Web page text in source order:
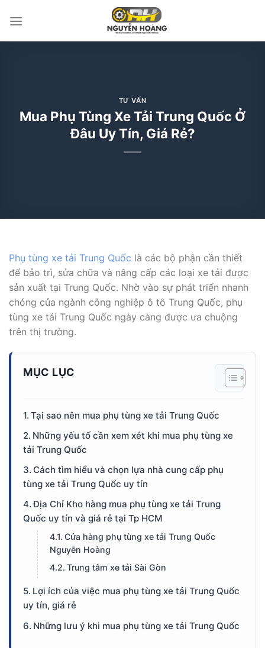
qua
TƯ VẤN
Mua Phụ Tùng Xe Tải Trung Quốc Ở
Đâu Uy Tín, Giá Rẻ?
Phụ tùng xe tải Trung Quốc là các bộ phận cần thiết
để bảo trì, sửa chữa và nâng cấp các loại xe tải được
sản xuất tại Trung Quốc. Nhờ vào sự phát triển nhanh
chóng của ngành công nghiệp ô tô Trung Quốc, phụ
tùng xe tải Trung Quốc ngày càng được ưa chuộng
trên thị trường.
MỤC LỤC
Tại sao nên mua phụ tùng xe tải Trung Quốc
Những yếu tố cần xem xét khi mua phụ tùng xe
tải Trung Quốc
Cách tìm hiểu và chọn lựa nhà cung cấp phụ
tùng xe tải Trung Quốc uy tín
Địa Chỉ Kho hàng mua phụ tùng xe tải Trung
Quốc uy tín và giá rẻ tại Tp HCM
Cửa hàng phụ tùng xe tải Trung Quốc
Nguyễn Hoàng
Trung tâm xe tải Sài Gòn
Lợi ích của việc mua phụ tùng xe tải Trung Quốc
uy tín, giá rẻ
Những lưu ý khi mua phụ tùng xe tải Trung Quốc